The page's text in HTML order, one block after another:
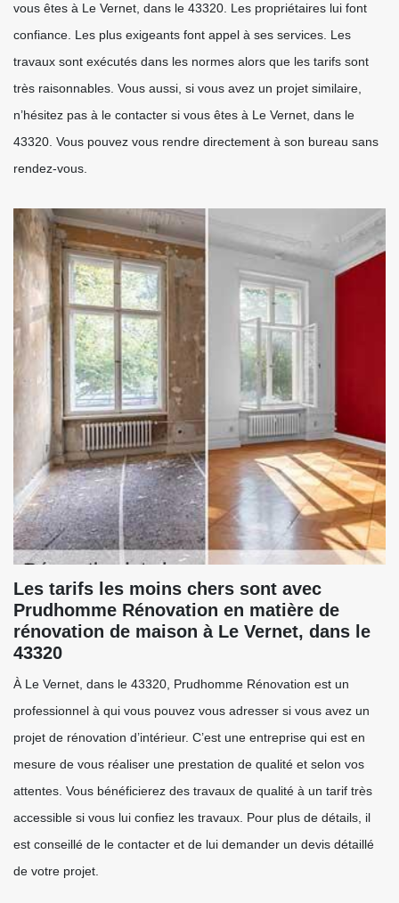
vous êtes à Le Vernet, dans le 43320. Les propriétaires lui font
confiance. Les plus exigeants font appel à ses services. Les
travaux sont exécutés dans les normes alors que les tarifs sont
très raisonnables. Vous aussi, si vous avez un projet similaire,
n’hésitez pas à le contacter si vous êtes à Le Vernet, dans le
43320. Vous pouvez vous rendre directement à son bureau sans
rendez-vous.
Les tarifs les moins chers sont avec
Prudhomme Rénovation en matière de
rénovation de maison à Le Vernet, dans le
43320
À Le Vernet, dans le 43320, Prudhomme Rénovation est un
professionnel à qui vous pouvez vous adresser si vous avez un
projet de rénovation d’intérieur. C’est une entreprise qui est en
mesure de vous réaliser une prestation de qualité et selon vos
attentes. Vous bénéficierez des travaux de qualité à un tarif très
accessible si vous lui confiez les travaux. Pour plus de détails, il
est conseillé de le contacter et de lui demander un devis détaillé
de votre projet.